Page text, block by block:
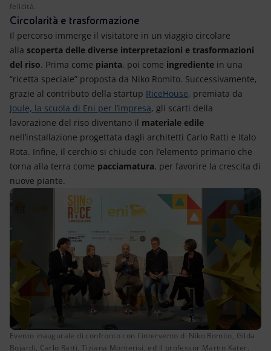
felicità.
Circolarità e trasformazione
Il percorso immerge il visitatore in un viaggio circolare
alla scoperta delle diverse interpretazioni e trasformazioni
del riso. Prima come pianta, poi come ingrediente in una
“ricetta speciale” proposta da Niko Romito. Successivamente,
grazie al contributo della startup RiceHouse, premiata da
Joule, la scuola di Eni per l’impresa, gli scarti della
lavorazione del riso diventano il materiale edile
nell’installazione progettata dagli architetti Carlo Ratti e Italo
Rota. Infine, il cerchio si chiude con l’elemento primario che
torna alla terra come pacciamatura, per favorire la crescita di
nuove piante.
Evento inaugurale di confronto con l'intervento di Niko Romito, Gilda
Bojardi, Carlo Ratti, Tiziana Monterisi, ed il professor Martin Kater.